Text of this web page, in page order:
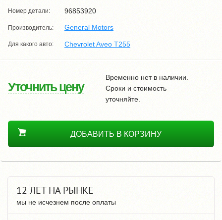
Номер детали: 96853920
Производитель: General Motors
Для какого авто: Chevrolet Aveo T255
Уточнить цену
Временно нет в наличии.
Сроки и стоимость
уточняйте.
ДОБАВИТЬ В КОРЗИНУ
12 ЛЕТ НА РЫНКЕ
мы не исчезнем после оплаты